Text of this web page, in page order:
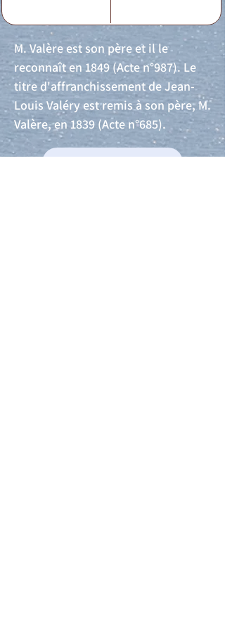
M. Valère est son père et il le
reconnaît en 1849 (Acte n°987). Le
titre d'affranchissement de Jean-
Louis Valéry est remis à son père, M.
Valère, en 1839 (Acte n°685).